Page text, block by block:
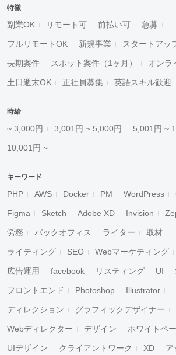
特徴
副業OK リモート可 前払い可 急募
フルリモートOK 新規事業 スタートアッ
長期案件 スポット案件（1ヶ月） オンラ
土日週末OK 正社員募集 英語スキル歓迎
時給
~ 3,000円 3,001円 ~ 5,000円 5,001円 ~
10,001円 ~
キーワード
PHP AWS Docker PM WordPress
Figma Sketch Adobe XD Invision
労務 バックオフィス ライター 取材
ライティング SEO Webマーケティング
広告運用 facebook リスティング UI
フロントエンド Photoshop Illustrator
ディレクション グラフィックデザイナー
Webディレクター デザイン ホワイトペ
UIデザイン クライアントワーク XD ア